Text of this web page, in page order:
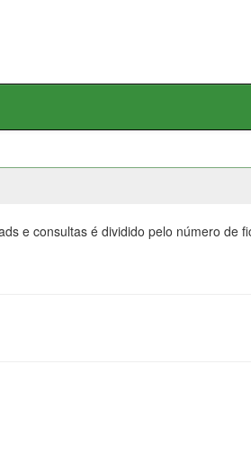
e consultas é dividido pelo número de